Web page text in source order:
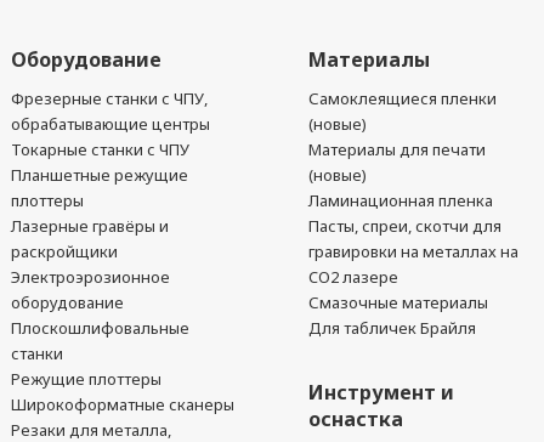
Оборудование
Фрезерные станки с ЧПУ,
обрабатывающие центры
Токарные станки с ЧПУ
Планшетные режущие
плоттеры
Лазерные гравёры и
раскройщики
Электроэрозионное
оборудование
Плоскошлифовальные
станки
Режущие плоттеры
Широкоформатные сканеры
Резаки для металла,
Материалы
Самоклеящиеся пленки
(новые)
Материалы для печати
(новые)
Ламинационная пленка
Пасты, спреи, скотчи для
гравировки на металлах на
CO2 лазере
Смазочные материалы
Для табличек Брайля
Инструмент и
оснастка